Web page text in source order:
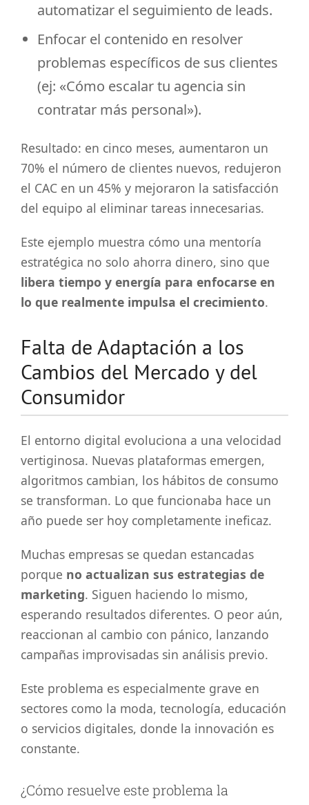
automatizar el seguimiento de leads.
Enfocar el contenido en resolver
problemas específicos de sus clientes
(ej: «Cómo escalar tu agencia sin
contratar más personal»).
Resultado: en cinco meses, aumentaron un
70% el número de clientes nuevos, redujeron
el CAC en un 45% y mejoraron la satisfacción
del equipo al eliminar tareas innecesarias.
Este ejemplo muestra cómo una mentoría
estratégica no solo ahorra dinero, sino que
libera tiempo y energía para enfocarse en
lo que realmente impulsa el crecimiento.
Falta de Adaptación a los
Cambios del Mercado y del
Consumidor
El entorno digital evoluciona a una velocidad
vertiginosa. Nuevas plataformas emergen,
algoritmos cambian, los hábitos de consumo
se transforman. Lo que funcionaba hace un
año puede ser hoy completamente ineficaz.
Muchas empresas se quedan estancadas
porque no actualizan sus estrategias de
marketing. Siguen haciendo lo mismo,
esperando resultados diferentes. O peor aún,
reaccionan al cambio con pánico, lanzando
campañas improvisadas sin análisis previo.
Este problema es especialmente grave en
sectores como la moda, tecnología, educación
o servicios digitales, donde la innovación es
constante.
¿Cómo resuelve este problema la